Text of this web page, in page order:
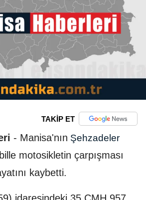
TAKİP ET
- Manisa'nın Şehzadeler
motosikletin çarpışması
kaybetti.